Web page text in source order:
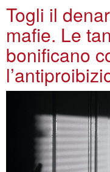
Togli il
mafie. Le
bonificano